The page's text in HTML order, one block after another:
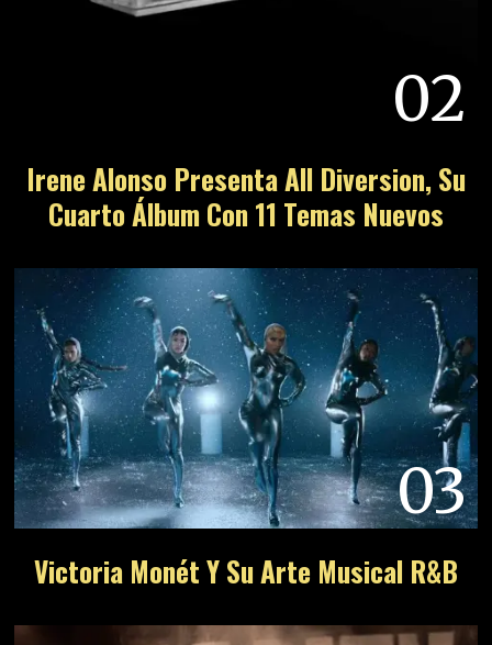
02
Irene Alonso Presenta All Diversion, Su
Cuarto Álbum Con 11 Temas Nuevos
03
Victoria Monét Y Su Arte Musical R&B